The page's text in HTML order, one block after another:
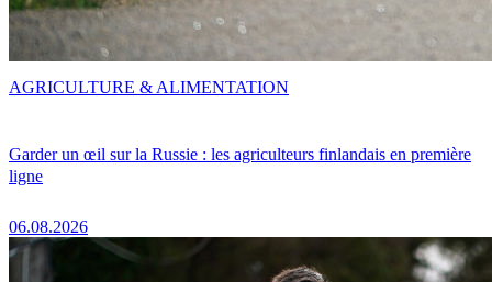
Garder un œil sur la Russie : les agriculteurs finlandais en première
ligne
06.08.2026
AGRICULTURE & ALIMENTATION